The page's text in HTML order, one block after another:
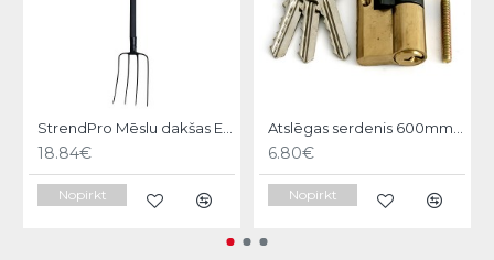
StrendPro Mēslu dakšas ErgoLine1200
18.84€
Nopirkt
Atslēgas serdenis 600mm Strend pro
6.80€
Nopirkt